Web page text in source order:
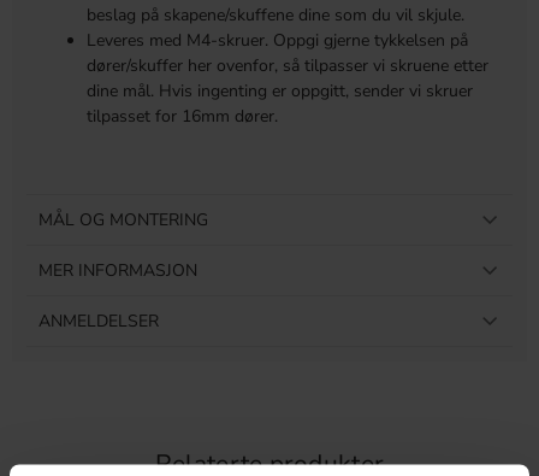
beslag på skapene/skuffene dine som du vil skjule.
Leveres med M4-skruer. Oppgi gjerne tykkelsen på
dører/skuffer her ovenfor, så tilpasser vi skruene etter
dine mål. Hvis ingenting er oppgitt, sender vi skruer
tilpasset for 16mm dører.
MÅL OG MONTERING
MER INFORMASJON
ANMELDELSER
Relaterte produkter